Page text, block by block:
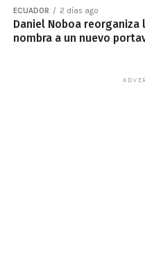
ECUADOR 2 días ago
Daniel Noboa reorganiza
nombra a un nuevo